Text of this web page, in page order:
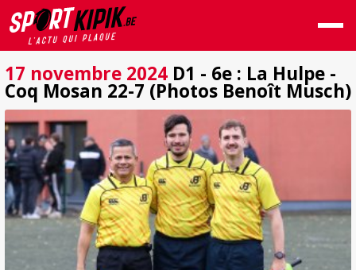
17 novembre 2024 D1 - 6e : La Hulpe -
Coq Mosan 22-7 (Photos Benoît Musch)